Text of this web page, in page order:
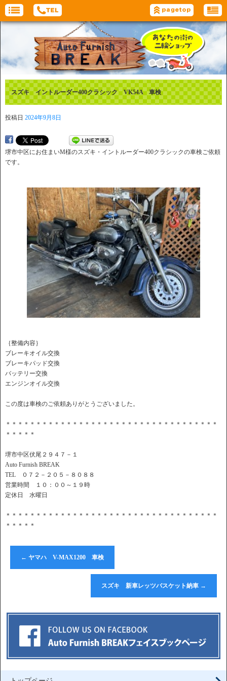
スズキ イントルーダー400クラシック VK54A 車検
投稿日 2024年9月8日
堺市中区にお住まいM様のスズキ・イントルーダー400クラシックの車検ご依頼
です。
｛整備内容｝
ブレーキオイル交換
ブレーキパッド交換
バッテリー交換
エンジンオイル交換
この度は車検のご依頼ありがとうございました。
＊＊＊＊＊＊＊＊＊＊＊＊＊＊＊＊＊＊＊＊＊＊＊＊＊＊＊＊＊＊＊＊＊＊＊
＊＊＊＊＊
堺市中区伏尾２９４７－１
Auto Furnish BREAK
TEL ０７２－２０５－８０８８
営業時間 １０：００～１９時
定休日 水曜日
＊＊＊＊＊＊＊＊＊＊＊＊＊＊＊＊＊＊＊＊＊＊＊＊＊＊＊＊＊＊＊＊＊＊＊
＊＊＊＊＊
← ヤマハ V-MAX1200 車検
スズキ 新車レッツバスケット納車 →